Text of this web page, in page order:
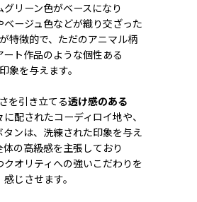
リーン色がベースになり
ベージュ色などが織り交ざった
特徴的で、ただのアニマル柄
ート作品のような個性ある
印象を与えます。
を引き立てる透け感のある
配されたコーディロイ地や、
ンは、洗練された印象を与え
体の高級感を主張しており
クオリティへの強いこだわりを
感じさせます。